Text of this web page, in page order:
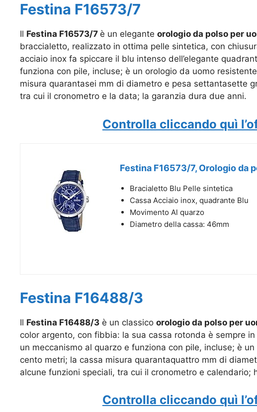
Festina F16573/7
Il Festina F16573/7 è un elegante orologio da polso per
braccialetto, realizzato in ottima pelle sintetica, con
acciaio inox fa spiccare il blu intenso dell’elegante
funziona con pile, incluse; è un orologio da uomo
misura quarantasei mm di diametro e pesa settantasette
tra cui il cronometro e la data; la garanzia dura due anni.
Controlla cliccando quì
Festina F16573/7, Orologio da
Bracialetto Blu Pelle sintetica
Cassa Acciaio inox, quadrante Blu
Movimento Al quarzo
Diametro della cassa: 46mm
Festina F16488/3
Il Festina F16488/3 è un classico orologio da polso per
color argento, con fibbia: la sua cassa rotonda è sempre
un meccanismo al quarzo e funziona con pile, incluse; è
cento metri; la cassa misura quarantaquattro mm di
alcune funzioni speciali, tra cui il cronometro e
Controlla cliccando quì